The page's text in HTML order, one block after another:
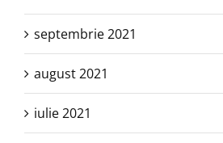
septembrie 2021
august 2021
iulie 2021